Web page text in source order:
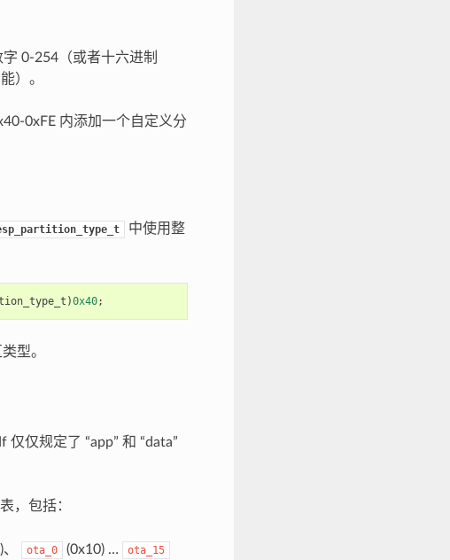
0-254（或者十六进制
）。
0xFE 内添加一个自定义分
中使用整
)0x40;
型。
仅规定了 “app” 和 “data”
，包括：
ota_0 (0x10) … ota_15